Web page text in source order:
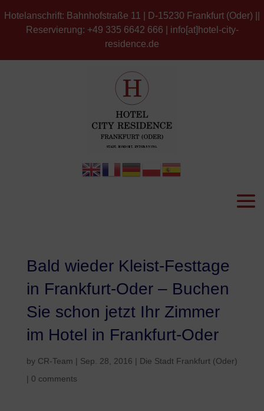
Hotelanschrift: Bahnhofstraße 11 | D-15230 Frankfurt (Oder) ||
Reservierung: +49 335 6642 666 | info[at]hotel-city-
residence.de
Bald wieder Kleist-Festtage
in Frankfurt-Oder – Buchen
Sie schon jetzt Ihr Zimmer
im Hotel in Frankfurt-Oder
by CR-Team | Sep. 28, 2016 | Die Stadt Frankfurt (Oder)
| 0 comments